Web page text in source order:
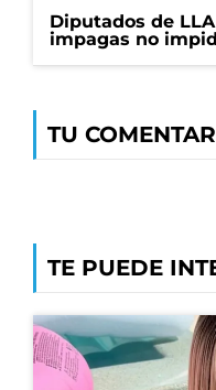
Diputados de
impagas no
TU
TE PUEDE